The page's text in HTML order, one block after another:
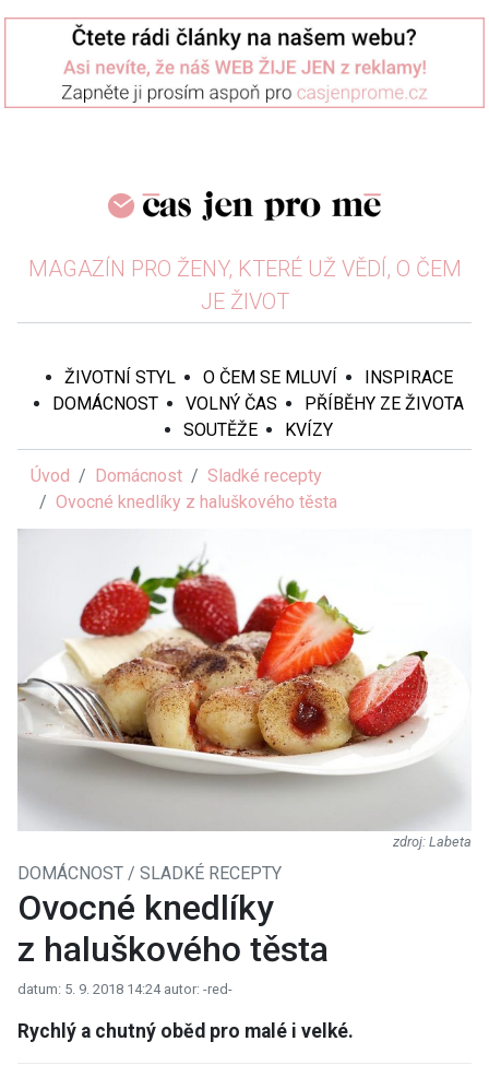
MAGAZÍN PRO ŽENY, KTERÉ UŽ VĚDÍ, O ČEM
JE ŽIVOT
ŽIVOTNÍ STYL O ČEM SE MLUVÍ
INSPIRACE
DOMÁCNOST
VOLNÝ ČAS
PŘÍBĚHY ZE ŽIVOTA
SOUTĚŽE
KVÍZY
Úvod Domácnost
Sladké recepty
Ovocné knedlíky z haluškového těsta
Labeta
DOMÁCNOST / SLADKÉ RECEPTY
Ovocné knedlíky
z haluškového těsta
datum: 5. 9. 2018 14:24 autor: -red-
Rychlý a chutný oběd pro malé i velké.